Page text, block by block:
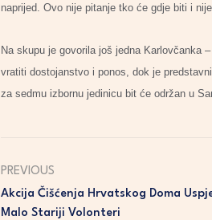
naprijed. Ovo nije pitanje tko će gdje biti i
Na skupu je govorila još jedna Karlovčanka
vratiti dostojanstvo i ponos, dok je
za sedmu izbornu jedinicu bit će održan u
PREVIOUS
Akcija Čišćenja Hrvatskog Doma
Malo Stariji Volonteri